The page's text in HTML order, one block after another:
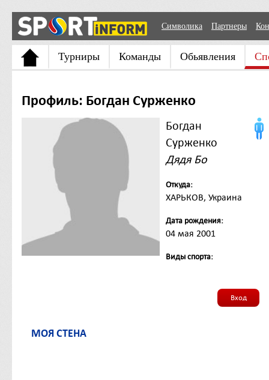
Символика Партнеры
Турниры Команды Обьявления
Профиль: Богдан Сурженко
Богдан
Сурженко
Дядя Бо
Откуда:
ХАРЬКОВ, Украина
Дата рождения:
04 мая 2001
Виды спорта:
Вход
МОЯ СТЕНА